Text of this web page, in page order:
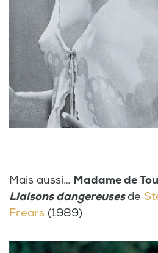
Mais aussi… Madame de
Liaisons dangereusesde
Frears (1989)